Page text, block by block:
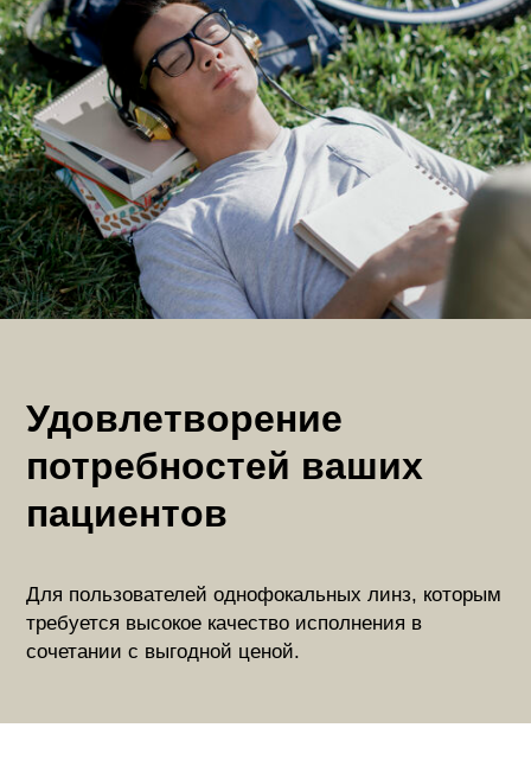
Удовлетворение
потребностей ваших
пациентов
Для пользователей однофокальных линз, которым
требуется высокое качество исполнения в
сочетании с выгодной ценой.